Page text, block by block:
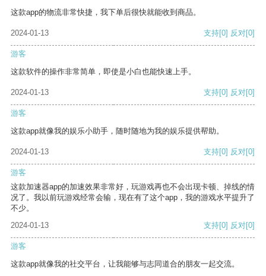
这款app的物流非常快捷，我下单后很快就能收到商品。
2024-01-13 支持[0] 反对[0]
游客
这款软件的操作非常简单，即使是小白也能快速上手。
2024-01-13 支持[0] 反对[0]
游客
这款app就像我的娱乐小助手，随时随地为我的娱乐提供帮助。
2024-01-13 支持[0] 反对[0]
游客
这款加速器app的加速效果非常好，玩游戏再也不会出现卡顿、掉线的情
况了。我以前玩游戏经常会输，现在有了这个app，我的游戏水平提升了
不少。
2024-01-13
支持[0] 反对[0]
游客
这款app就像我的社交平台，让我能够与志同道合的朋友一起交流。